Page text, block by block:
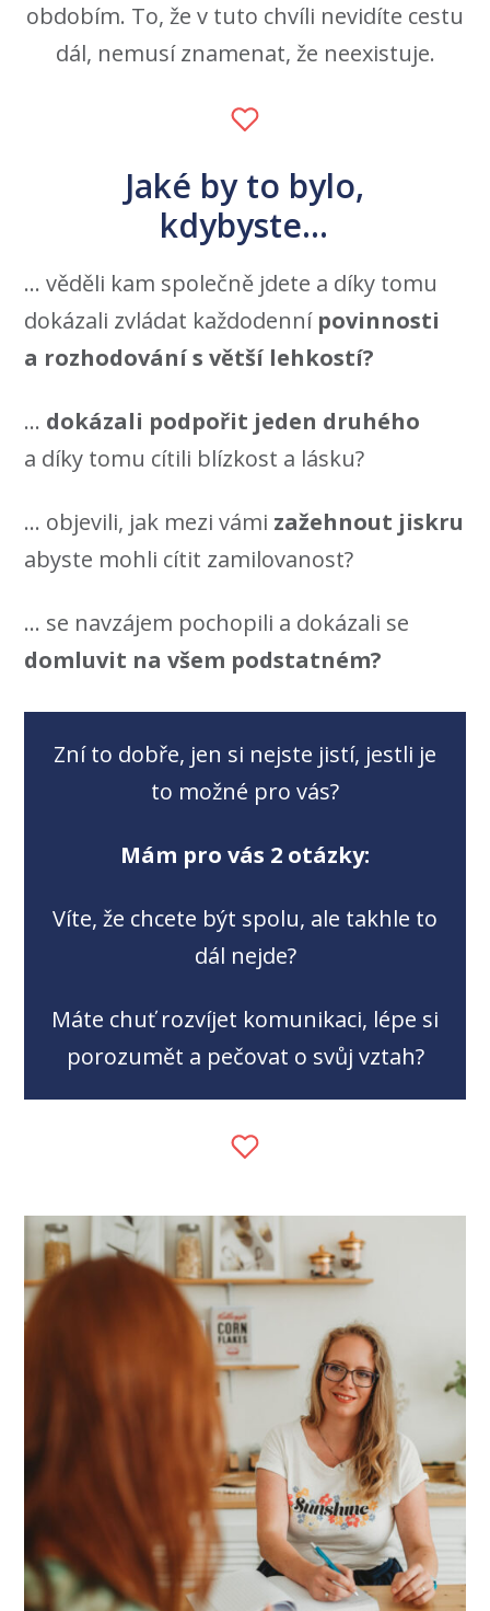
obdobím. To, že v tuto chvíli nevidíte cestu
dál, nemusí znamenat, že neexistuje.
Jaké by to bylo,
kdybyste...
... věděli kam společně jdete a díky tomu
dokázali zvládat každodenní povinnosti
a rozhodování s větší lehkostí?
... dokázali podpořit jeden druhého
a díky tomu cítili blízkost a lásku?
... objevili, jak mezi vámi zažehnout jiskru
abyste mohli cítit zamilovanost?
... se navzájem pochopili a dokázali se
domluvit na všem podstatném?
Zní to dobře, jen si nejste jistí, jestli je
to možné pro vás?
Mám pro vás 2 otázky:
Víte, že chcete být spolu, ale takhle to
dál nejde?
Máte chuť rozvíjet komunikaci, lépe si
porozumět a pečovat o svůj vztah?